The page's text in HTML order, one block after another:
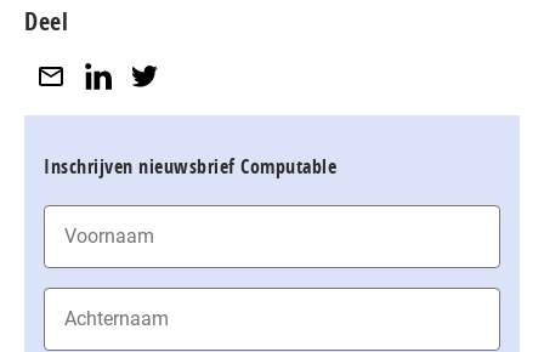
Deel
Inschrijven nieuwsbrief Computable